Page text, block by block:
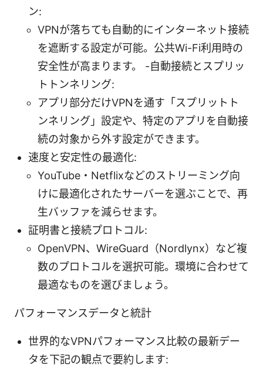
ン:
VPNが落ちても自動的にインターネット接続
を遮断する設定が可能。公共Wi-Fi利用時の
安全性が高まります。 -自動接続とスプリッ
トトンネリング:
アプリ部分だけVPNを通す「スプリットト
ンネリング」設定や、特定のアプリを自動接
続の対象から外す設定ができます。
速度と安定性の最適化:
YouTube・Netflixなどのストリーミング向
けに最適化されたサーバーを選ぶことで、再
生バッファを減らせます。
証明書と接続プロトコル:
OpenVPN、WireGuard（Nordlynx）など複
数のプロトコルを選択可能。環境に合わせて
最適なものを選びましょう。
パフォーマンスデータと統計
世界的なVPNパフォーマンス比較の最新デー
タを下記の観点で要約します: